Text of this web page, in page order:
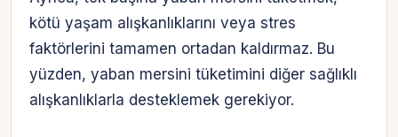
kötü yaşam alışkanlıklarını veya stres
faktörlerini tamamen ortadan kaldırmaz. Bu
yüzden, yaban mersini tüketimini diğer sağlıklı
alışkanlıklarla desteklemek gerekiyor.